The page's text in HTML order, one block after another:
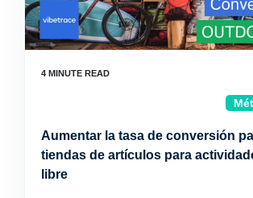
Aumentar la tasa de conversión
tiendas de artículos para
libre